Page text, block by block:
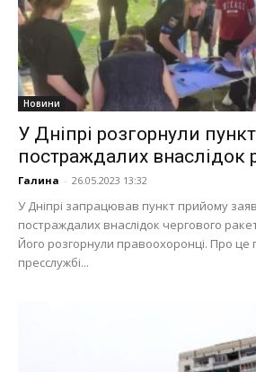
Новини
У Дніпрі розгорнули
постраждалих внаслідок
Галина - 26.05.2023 13:32
У Дніпрі запрацював пункт прийому
постраждалих внаслідок чергового
Його розгорнули правоохоронці. Про це
пресслужбі...